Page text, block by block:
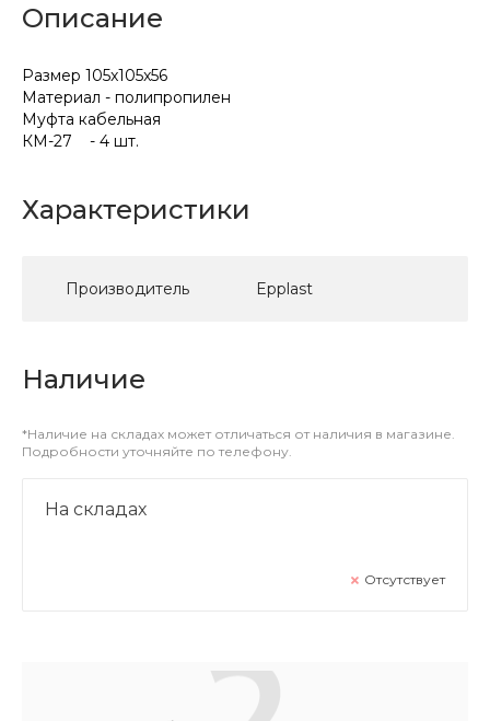
Описание
Размер 105x105x56
Материал - полипропилен
Муфта кабельная
КМ-27 - 4 шт.
Характеристики
Производитель Epplast
Наличие
*Наличие на складах может отличаться от наличия в магазине.
Подробности уточняйте по телефону.
На складах
Отсутствует